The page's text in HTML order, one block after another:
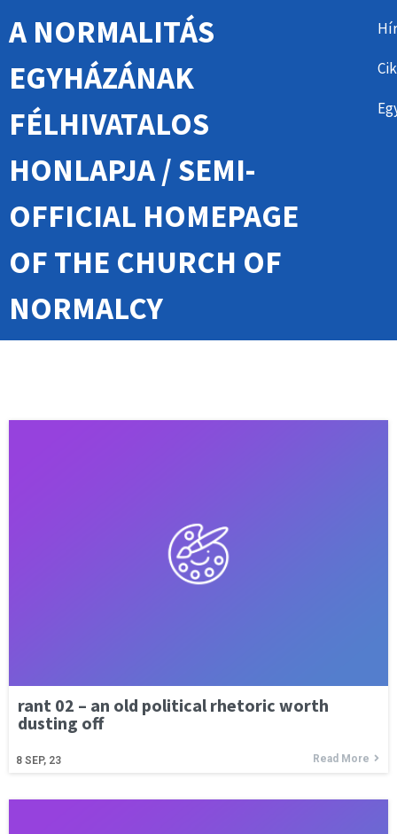
A NORMALITÁS
EGYHÁZÁNAK
FÉLHIVATALOS
HONLAPJA / SEMI-
OFFICIAL HOMEPAGE
OF THE CHURCH OF
NORMALCY
rant 02 – an old political rhetoric worth
dusting off
8 SEP, 23 Read More